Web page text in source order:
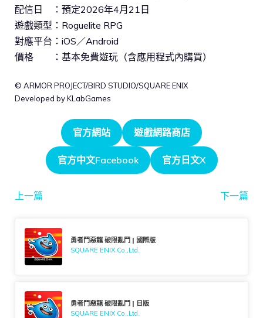
配信日 ：預定2026年4月21日
遊戲類型：Roguelite RPG
對應平台：iOS／Android
價格 ：基本免費遊玩（含應用程式內購買）
© ARMOR PROJECT/BIRD STUDIO/SQUARE ENIX
Developed by KLabGames
官方網站 遊戲網路商店
官方中文Facebook 官方日文X
上一篇 下一篇
勇者鬥惡龍 破限亂鬥 | 國際版
SQUARE ENIX Co.,Ltd.
勇者鬥惡龍 破限亂鬥 | 日版
SQUARE ENIX Co.,Ltd.